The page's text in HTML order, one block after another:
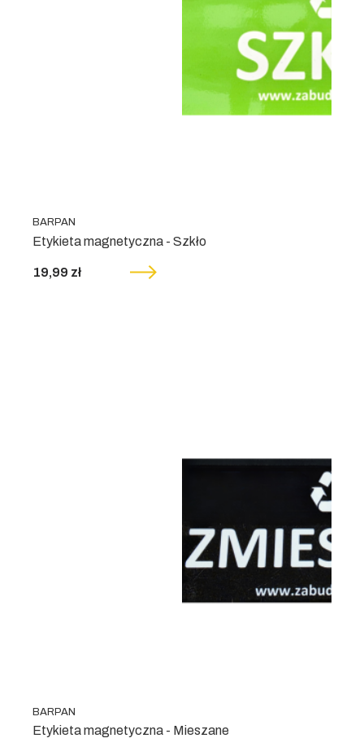
Etykieta magnetyczna - Szkło
BARPAN
19,99 zł
Etykieta magnetyczna - Mieszane
BARPAN